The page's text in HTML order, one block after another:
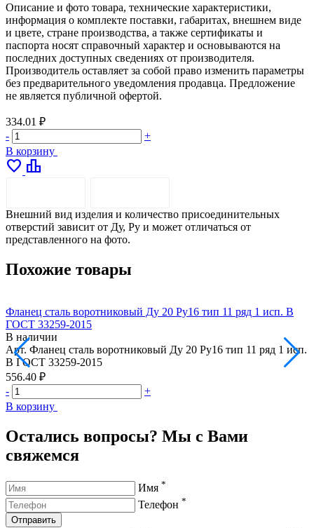
Описание и фото товара, технические характеристики,
информация о комплекте поставки, габаритах, внешнем виде
и цвете, стране производства, а также сертификаты и
паспорта носят справочный характер и основываются на
последних доступных сведениях от производителя.
Производитель оставляет за собой право изменить параметры
без предварительного уведомления продавца. Предложение
не является публичной офертой.
334.01 ₽
-
+
В корзину
favorite leaderboard
Внешний вид изделия и количество присоединительных
отверстий зависит от Ду, Ру и может отличаться от
представленного на фото.
Похожие товары
Фланец сталь воротниковый Ду 20 Ру16 тип 11 ряд 1 исп. B
ГОСТ 33259-2015
В наличии
Арт. Фланец сталь воротниковый Ду 20 Ру16 тип 11 ряд 1 исп.
B ГОСТ 33259-2015
556.40 ₽
-
+
В корзину
Остались вопросы? Мы с Вами
свяжемся
Имя *
Телефон *
Отправить